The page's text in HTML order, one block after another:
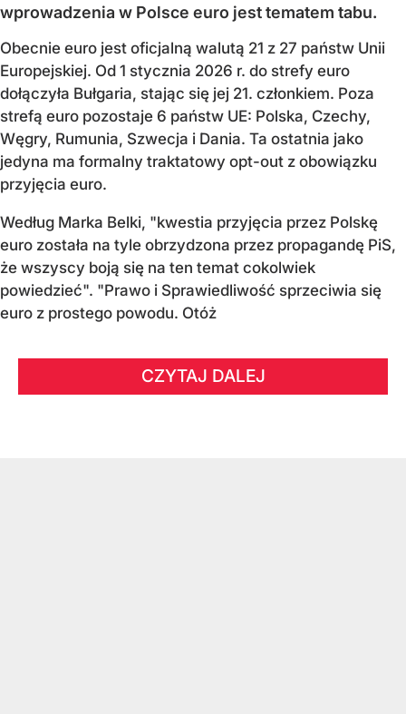
wprowadzenia w Polsce euro jest tematem tabu.
Obecnie euro jest oficjalną walutą 21 z 27 państw Unii
Europejskiej. Od 1 stycznia 2026 r. do strefy euro
dołączyła Bułgaria, stając się jej 21. członkiem. Poza
strefą euro pozostaje 6 państw UE: Polska, Czechy,
Węgry, Rumunia, Szwecja i Dania. Ta ostatnia jako
jedyna ma formalny traktatowy opt-out z obowiązku
przyjęcia euro.
Według Marka Belki, "kwestia przyjęcia przez Polskę
euro została na tyle obrzydzona przez propagandę PiS,
że wszyscy boją się na ten temat cokolwiek
powiedzieć". "Prawo i Sprawiedliwość sprzeciwia się
euro z prostego powodu. Otóż
CZYTAJ DALEJ